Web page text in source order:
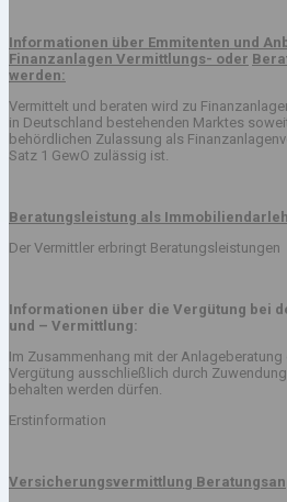
Informationen über Emmitenten und
Finanzanlagen Vermittlungs- oder
werden:
Vermittelt und beraten wird zu
in Deutschland bestehenden Marktes
behördlichen Zulassung als
Satz 1 GewO zulässig ist.
Beratungsleistung als
Der Vermittler erbringt Beratungsleistungen
Informationen über die Vergütung bei
und – Vermittlung:
Im Zusammenhang mit der
Vergütung ausschließlich durch
behalten werden dürfen.
Erstinformation
Versicherungsvermittlung